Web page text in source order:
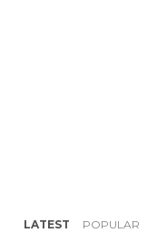
LATEST POPULAR